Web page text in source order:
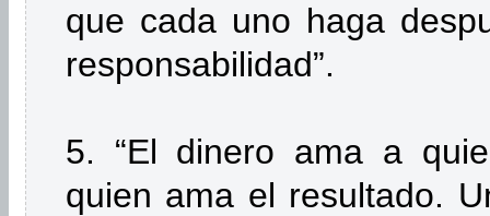
que cada uno haga
responsabilidad”.
5. “El dinero ama a
quien ama el resultado.